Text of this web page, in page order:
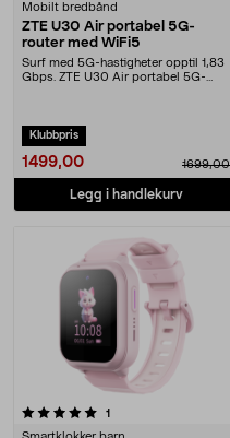
Mobilt bredbånd
ZTE U30 Air portabel 5G-
router med WiFi5
Surf med 5G-hastigheter opptil 1,83
Gbps. ZTE U30 Air portabel 5G-
Klubbpris
1499,00 1699,00
Legg i handlekurv
1
5.0 av 5 stjerner